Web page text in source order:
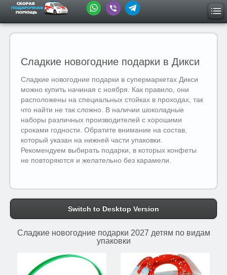
Сладкие новогодние подарки в Дикси
Сладкие новогодние подарки в супермаркетах Дикси
можно купить начиная с ноября. Как правило, они
расположены на специальных стойках в проходах, так
что найти не так сложно. В наличии шоколадные
наборы различных производителей с хорошими
сроками годности. Обратите внимание на состав,
который указан на нижней части упаковки.
Рекомендуем выбирать подарки, в которых конфеты
не повторяются и желательно без карамели.
Switch to Desktop Version
Сладкие новогодние подарки 2027 детям по видам
упаковки